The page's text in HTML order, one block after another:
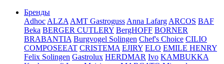
Бренды
Adhoc ALZA AMT Gastroguss Anna Lafarg ARCOS BAF
Beka BERGER CUTLERY BergHOFF BORNER
BRABANTIA Burgvogel Solingen Chef's Choice CILIO
COMPOSEEAT CRISTEMA EJIRY ELO EMILE HENRY
Felix Solingen Gastrolux HERDMAR Ivo KAMBUKKA